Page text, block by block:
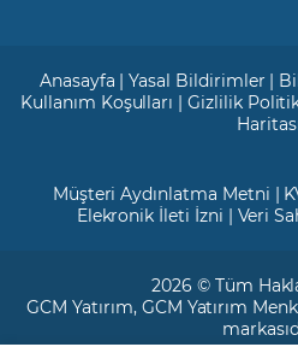
Anasayfa |Yasal Bildirimler |
Kullanım Koşulları |Gizlilik
Müşteri Aydınlatma Metni |
Elekronik İleti İzni | Veri
2026 © Tüm
GCM Yatırım, GCM Yatırım